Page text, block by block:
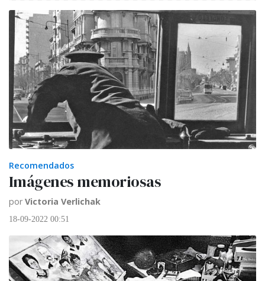
Recomendados
Imágenes memoriosas
porVictoria Verlichak
18-09-2022 00:51